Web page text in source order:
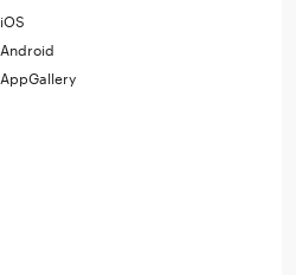
iOS
Android
AppGallery